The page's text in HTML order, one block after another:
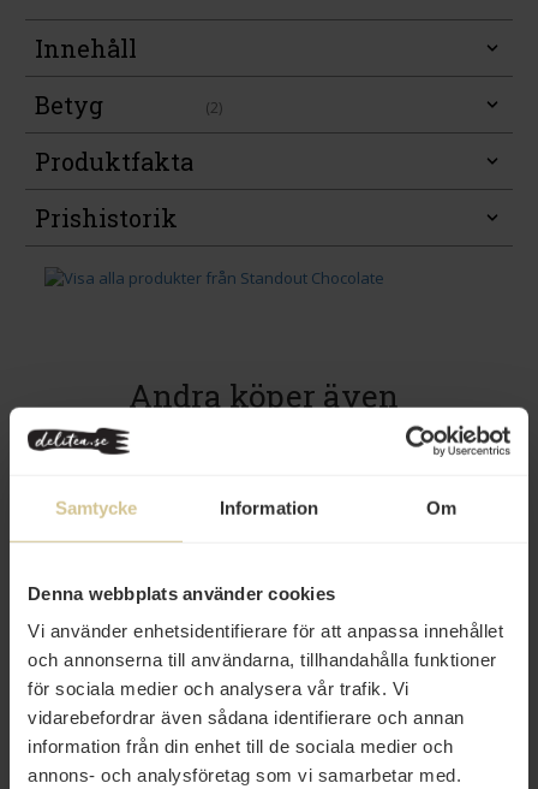
Samtycke Information Om
Denna webbplats använder cookies
Vi använder enhetsidentifierare för att anpassa innehållet
och annonserna till användarna, tillhandahålla funktioner
för sociala medier och analysera vår trafik. Vi
vidarebefordrar även sådana identifierare och annan
information från din enhet till de sociala medier och
annons- och analysföretag som vi samarbetar med.
Innehåll
Betyg
(2)
Produktfakta
Prishistorik
Andra köper även
62 kr
Standout Chocolate 70% Belize
Maya Mountain 50g
Köp
62 kr
Eko
Standout Chocolate Madagaskar
50g
Köp